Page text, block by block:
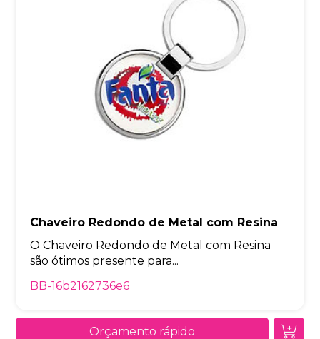
Chaveiro Redondo de Metal com Resina
O Chaveiro Redondo de Metal com Resina
são ótimos presente para...
BB-16b2162736e6
Orçamento rápido